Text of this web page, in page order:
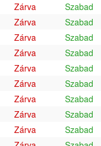
Zárva
Szabad
Zárva
Szabad
Zárva
Szabad
Zárva
Szabad
Zárva
Szabad
Zárva
Szabad
Zárva
Szabad
Zárva
Szabad
Zárva
Szabad